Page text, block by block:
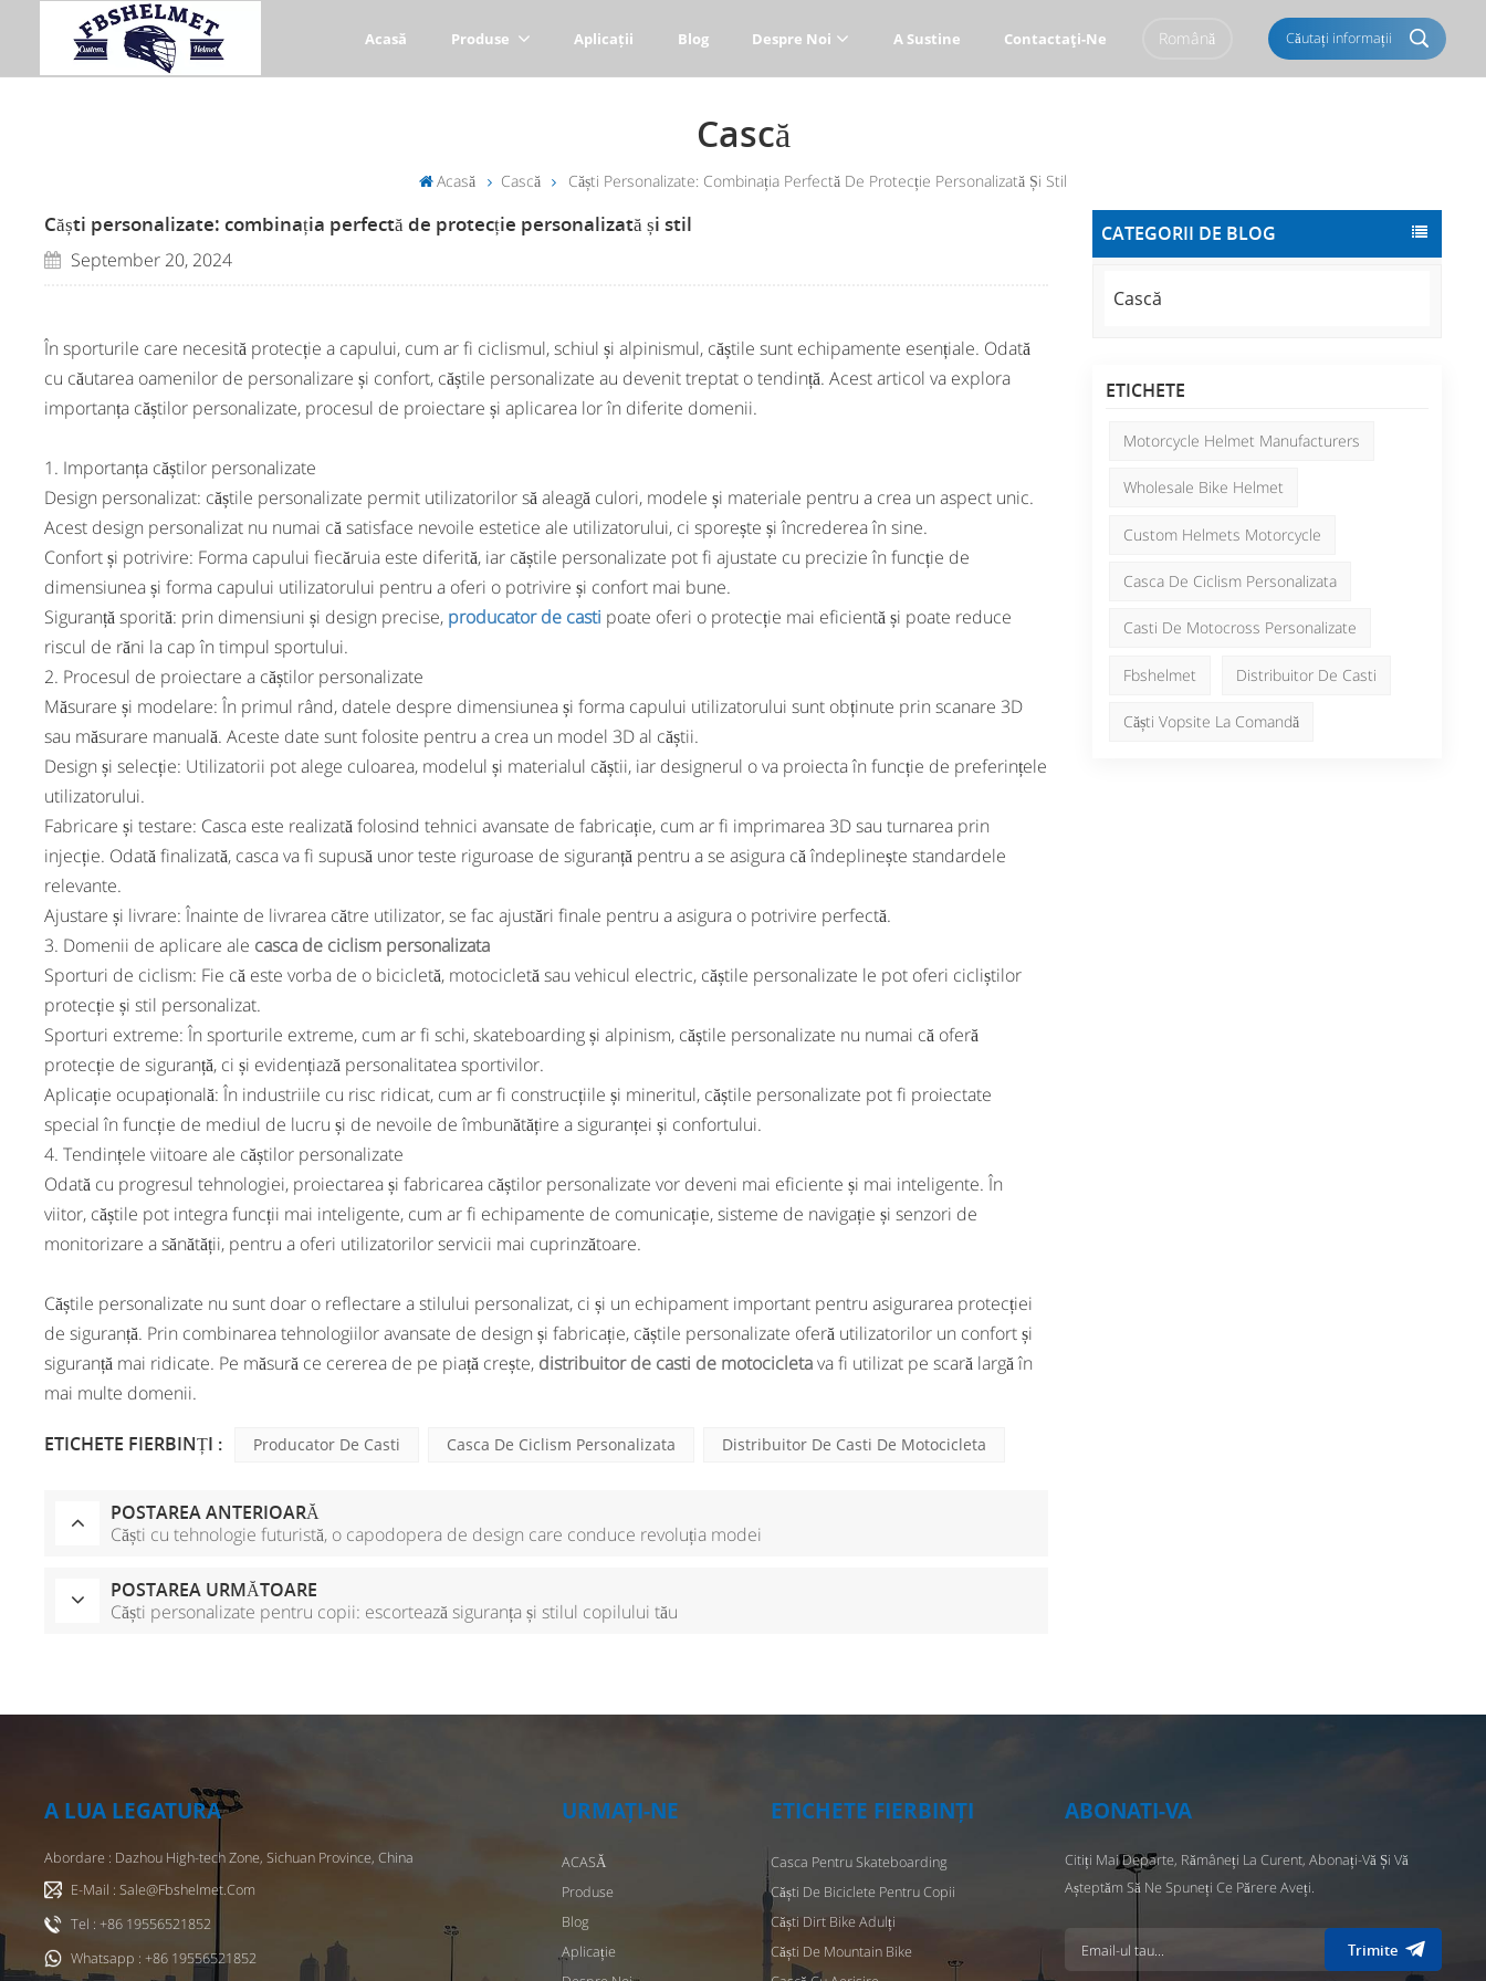
Acasă Produse Aplicații Blog Despre Noi A Sustine Contactaţi-Ne Română
Italiano
Deutsch
Norsk
한국의
Melayu
Nederlands
Căutați informații
Cască
Acasă Cască Căști Personalizate: Combinația Perfectă De Protecție Personalizată Și Stil
CATEGORII DE BLOG
Cască
ETICHETE
Motorcycle Helmet Manufacturers
Wholesale Bike Helmet
Custom Helmets Motorcycle
Casca De Ciclism Personalizata
Casti De Motocross Personalizate
Fbshelmet Distribuitor De Casti
Căști Vopsite La Comandă
Căști personalizate: combinația perfectă de protecție personalizată și stil
September 20, 2024
În sporturile care necesită protecție a capului, cum ar fi ciclismul, schiul și alpinismul, căștile sunt echipamente esențiale. Odată
cu căutarea oamenilor de personalizare și confort, căștile personalizate au devenit treptat o tendință. Acest articol va explora
importanța căștilor personalizate, procesul de proiectare și aplicarea lor în diferite domenii.
1. Importanța căștilor personalizate
Design personalizat: căștile personalizate permit utilizatorilor să aleagă culori, modele și materiale pentru a crea un aspect unic.
Acest design personalizat nu numai că satisface nevoile estetice ale utilizatorului, ci sporește și încrederea în sine.
Confort și potrivire: Forma capului fiecăruia este diferită, iar căștile personalizate pot fi ajustate cu precizie în funcție de
dimensiunea și forma capului utilizatorului pentru a oferi o potrivire și confort mai bune.
Siguranță sporită: prin dimensiuni și design precise, producator de casti poate oferi o protecție mai eficientă și poate reduce
riscul de răni la cap în timpul sportului.
2. Procesul de proiectare a căștilor personalizate
Măsurare și modelare: În primul rând, datele despre dimensiunea și forma capului utilizatorului sunt obținute prin scanare 3D
sau măsurare manuală. Aceste date sunt folosite pentru a crea un model 3D al căștii.
Design și selecție: Utilizatorii pot alege culoarea, modelul și materialul căștii, iar designerul o va proiecta în funcție de preferințele
utilizatorului.
Fabricare și testare: Casca este realizată folosind tehnici avansate de fabricație, cum ar fi imprimarea 3D sau turnarea prin
injecție. Odată finalizată, casca va fi supusă unor teste riguroase de siguranță pentru a se asigura că îndeplinește standardele
relevante.
Ajustare și livrare: Înainte de livrarea către utilizator, se fac ajustări finale pentru a asigura o potrivire perfectă.
3. Domenii de aplicare ale casca de ciclism personalizata
Sporturi de ciclism: Fie că este vorba de o bicicletă, motocicletă sau vehicul electric, căștile personalizate le pot oferi cicliștilor
protecție și stil personalizat.
Sporturi extreme: În sporturile extreme, cum ar fi schi, skateboarding și alpinism, căștile personalizate nu numai că oferă
protecție de siguranță, ci și evidențiază personalitatea sportivilor.
Aplicație ocupațională: În industriile cu risc ridicat, cum ar fi construcțiile și mineritul, căștile personalizate pot fi proiectate
special în funcție de mediul de lucru și de nevoile de îmbunătățire a siguranței și confortului.
4. Tendințele viitoare ale căștilor personalizate
Odată cu progresul tehnologiei, proiectarea și fabricarea căștilor personalizate vor deveni mai eficiente și mai inteligente. În
viitor, căștile pot integra funcții mai inteligente, cum ar fi echipamente de comunicație, sisteme de navigație și senzori de
monitorizare a sănătății, pentru a oferi utilizatorilor servicii mai cuprinzătoare.
Căștile personalizate nu sunt doar o reflectare a stilului personalizat, ci și un echipament important pentru asigurarea protecției
de siguranță. Prin combinarea tehnologiilor avansate de design și fabricație, căștile personalizate oferă utilizatorilor un confort și
siguranță mai ridicate. Pe măsură ce cererea de pe piață crește, distribuitor de casti de motocicletava fi utilizat pe scară largă în
mai multe domenii.
ETICHETE FIERBINȚI : Producator De Casti Casca De Ciclism Personalizata Distribuitor De Casti De Motocicleta
POSTAREA ANTERIOARĂ
Căști cu tehnologie futuristă, o capodopera de design care conduce revoluția modei
POSTAREA URMĂTOARE
Căști personalizate pentru copii: escortează siguranța și stilul copilului tău
A LUA LEGATURA
Abordare : Dazhou High-tech Zone, Sichuan Province, China
E-Mail : Sale@fbshelmet.com
Tel : +86 19556521852
Whatsapp : +86 19556521852
URMAȚI-NE
ACASĂ
Produse
Blog
Aplicație
ETICHETE FIERBINȚI
Casca Pentru Skateboarding
Căști De Biciclete Pentru Copii
Căști Dirt Bike Adulți
Căști De Mountain Bike
ABONATI-VA
Citiți Mai Departe, Rămâneți La Curent, Abonați-Vă Și Vă
Așteptăm Să Ne Spuneți Ce Părere Aveți.
Trimite